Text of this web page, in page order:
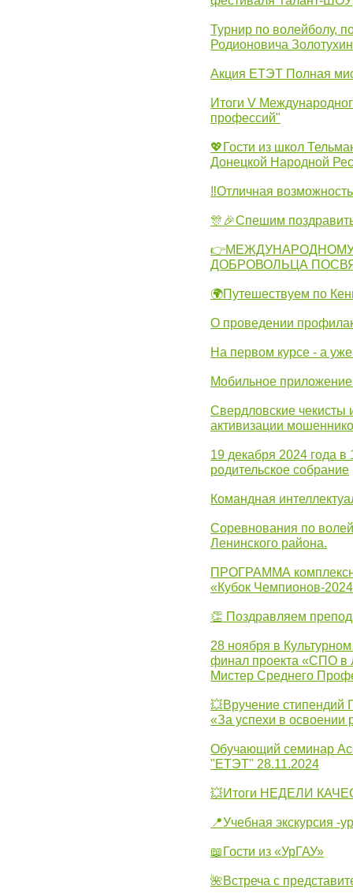
Турнир по волейболу,
Родионовича
Акция ЕТЭТ Полная
Итоги V
профессий"
💖Гости из школ
Донецкой Народной
‼Отличная
🎊🎉Спешим
ДОБРОВОЛЬЦА
🌍Путешествуем по
О проведении
На первом курсе - а
Мобильное
Свердловские
активизации
19 декабря 2024 года
родительское собрание
Командная
Соревнования по
Ленинского района.
ПРОГРАММА
«Кубок Чемпионов-
👏 Поздравляем
28 ноября в
финал проекта «СПО в
Мистер Среднего
💥Вручение стипендий
«За успехи в освоении
Обучающий семинар
"ЕТЭТ" 28.11.2024
💥Итоги НЕДЕЛИ
📍Учебная экскурсия -
📖Гости из «УрГАУ»
🌺Встреча с